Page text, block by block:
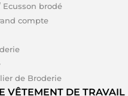
Ecusson brodé
compte
de Broderie
VÊTEMENT DE TRAVAIL